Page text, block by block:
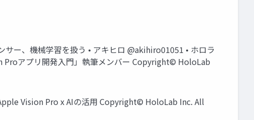
ー、機械学習を扱う • アキヒロ @akihiro01051 • ホロラ
アプリ開発入門」執筆メンバー Copyright© HoloLab
Vision Pro x AIの活用 Copyright© HoloLab Inc. All